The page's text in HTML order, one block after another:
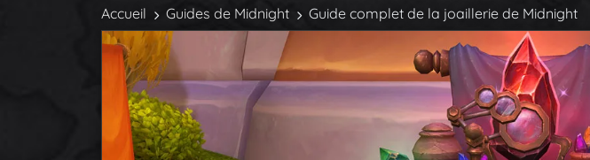
Accueil Guides de Midnight Guide complet de la joaillerie de Midnight